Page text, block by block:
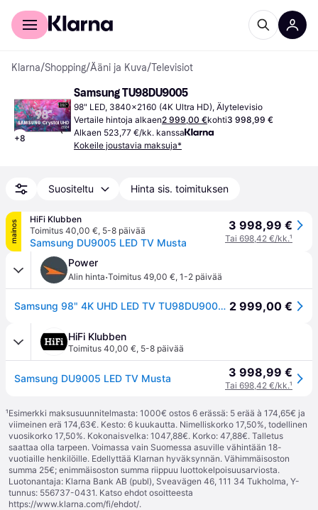
Kuluttajille
Klarna/Shopping/Ääni ja Kuva/Televisiot
+8
Samsung TU98DU9005
98" LED, 3840x2160 (4K Ultra HD), Älytelevisio
Vertaile hintoja alkaen2 999,00 €kohti3 998,99 €
Alkaen 523,77 €/kk. kanssa
Kokeile joustavia maksuja*
Suositeltu Hinta sis. toimituksen
mainos
HiFi Klubben
Toimitus 40,00 €, 5-8 päivää
Samsung DU9005 LED TV Musta
3 998,99 €
Tai 698,42 €/kk.¹
Power
Alin hinta·Toimitus 49,00 €, 1-2 päivää
Samsung 98" 4K UHD LED TV TU98DU9005KXXC 2 999,00 €
HiFi Klubben
Toimitus 40,00 €, 5-8 päivää
Samsung DU9005 LED TV Musta 3 998,99 €
Tai 698,42 €/kk.¹
¹Esimerkki maksusuunnitelmasta: 1000€ ostos 6 erässä: 5 erää à 174,65€ ja
viimeinen erä 174,63€. Kesto: 6 kuukautta. Nimelliskorko 17,50%, todellinen
vuosikorko 17,50%. Kokonaisvelka: 1047,88€. Korko: 47,88€. Talletus
saattaa olla tarpeen. Voimassa vain Suomessa asuville vähintään 18-
vuotiaille henkilöille. Edellyttää Klarnan hyväksynnän. Vähimmäisoston
summa 25€; enimmäisoston summa riippuu luottokelpoisuusarviosta.
Luotonantaja: Klarna Bank AB (publ), Sveavägen 46, 111 34 Tukholma, Y-
tunnus: 556737-0431. Katso ehdot osoitteesta
https://www.klarna.com/fi/ehdot/.